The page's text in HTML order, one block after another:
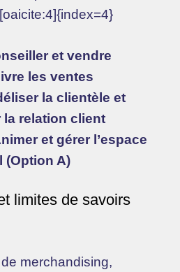
et vendre
les ventes
la clientèle et
la relation client
et gérer l’espace
(Option A)
limites de savoirs
merchandising,